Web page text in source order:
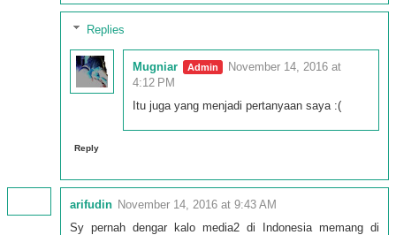
Replies
Mugniar
November 14, 2016 at
4:12 PM
Itu juga yang menjadi pertanyaan saya :(
Reply
arifudin November 14, 2016 at 9:43 AM
Sy pernah dengar kalo media2 di Indonesia memang di